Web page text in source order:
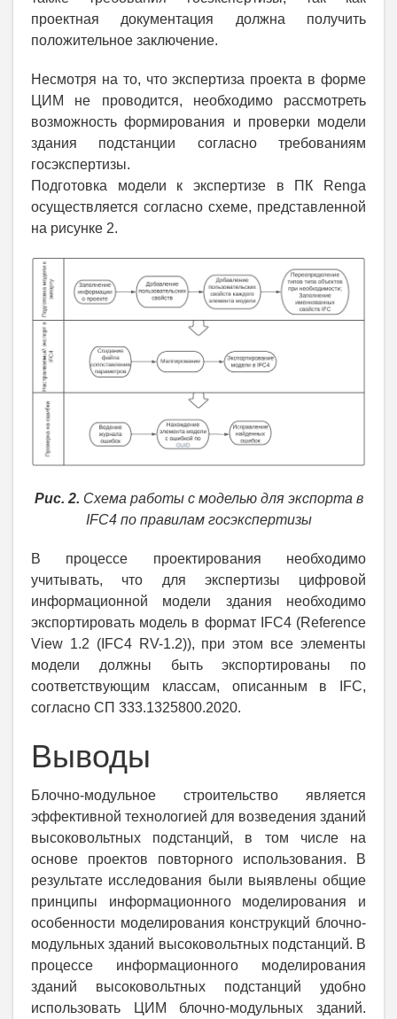
проектная документация должна получить
положительное заключение.
Несмотря на то, что экспертиза проекта в форме
ЦИМ не проводится, необходимо рассмотреть
возможность формирования и проверки модели
здания подстанции согласно требованиям
госэкспертизы.
Подготовка модели к экспертизе в ПК Renga
осуществляется согласно схеме, представленной
на рисунке 2.
Рис. 2. Схема работы с моделью для экспорта в
IFC4 по правилам госэкспертизы
В процессе проектирования необходимо
учитывать, что для экспертизы цифровой
информационной модели здания необходимо
экспортировать модель в формат IFC4 (Reference
View 1.2 (IFC4 RV-1.2)), при этом все элементы
модели должны быть экспортированы по
соответствующим классам, описанным в IFC,
согласно СП 333.1325800.2020.
Выводы
Блочно-модульное строительство является
эффективной технологией для возведения зданий
высоковольтных подстанций, в том числе на
основе проектов повторного использования. В
результате исследования были выявлены общие
принципы информационного моделирования и
особенности моделирования конструкций блочно-
модульных зданий высоковольтных подстанций. В
процессе информационного моделирования
зданий высоковольтных подстанций удобно
использовать ЦИМ блочно-модульных зданий.